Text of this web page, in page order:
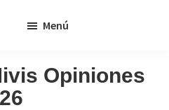
Menú
Opiniones